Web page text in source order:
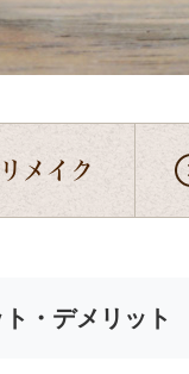
メイク
・デメリット